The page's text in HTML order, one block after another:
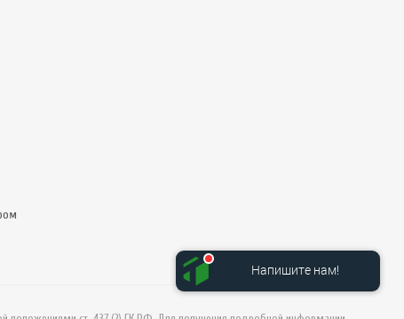
Напишите нам!